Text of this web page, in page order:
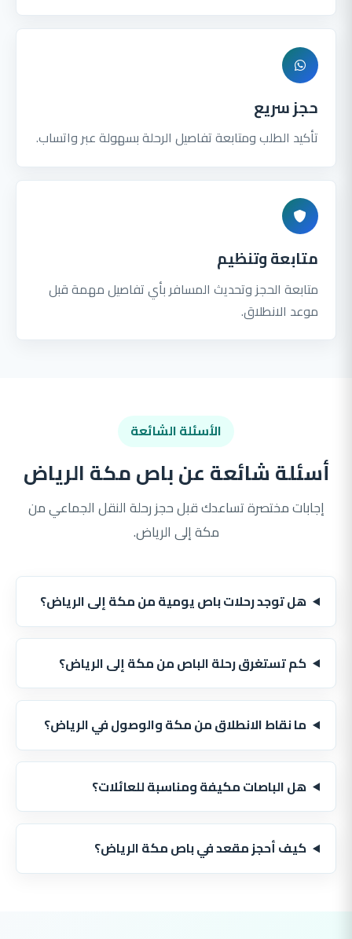
حجز سريع
تأكيد الطلب ومتابعة تفاصيل الرحلة بسهولة عبر واتساب.
متابعة وتنظيم
متابعة الحجز وتحديث المسافر بأي تفاصيل مهمة قبل
موعد الانطلاق.
الأسئلة الشائعة
أسئلة شائعة عن باص مكة الرياض
إجابات مختصرة تساعدك قبل حجز رحلة النقل الجماعي من
مكة إلى الرياض.
هل توجد رحلات باص يومية من مكة إلى الرياض؟
كم تستغرق رحلة الباص من مكة إلى الرياض؟
ما نقاط الانطلاق من مكة والوصول في الرياض؟
هل الباصات مكيفة ومناسبة للعائلات؟
كيف أحجز مقعد في باص مكة الرياض؟